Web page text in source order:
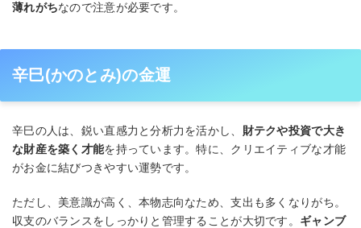
薄れがちなので注意が必要です。
辛巳(かのとみ)の金運
辛巳の人は、鋭い直感力と分析力を活かし、 財テクや投資で大き
な財産を築く才能を持っています。特に、クリエイティブな才能
がお金に結びつきやすい運勢です。
ただし、美意識が高く、本物志向なため、支出も多くなりがち。
収支のバランスをしっかりと管理することが大切です。 ギャンブ